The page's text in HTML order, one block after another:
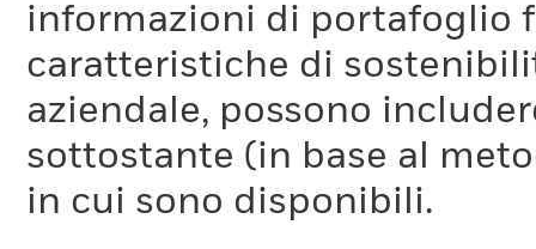
informazioni di portafoglio
caratteristiche di
aziendale, possono
sottostante (in base al
in cui sono disponibili.